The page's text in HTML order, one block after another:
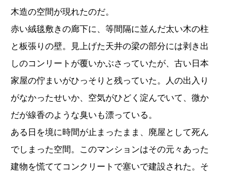
木造の空間が現れたのだ。
赤い絨毯敷きの廊下に、等間隔に並んだ太い木の柱
と板張りの壁。見上げた天井の梁の部分には剥き出
しのコンリートが覆いかぶさっていたが、古い日本
家屋の佇まいがひっそりと残っていた。人の出入り
がなかったせいか、空気がひどく淀んでいて、微か
だが線香のような臭いも漂っている。
ある日を境に時間が止まったまま、廃屋として死ん
でしまった空間。このマンションはその元々あった
建物を慌ててコンクリートで塞いで建設された。そ